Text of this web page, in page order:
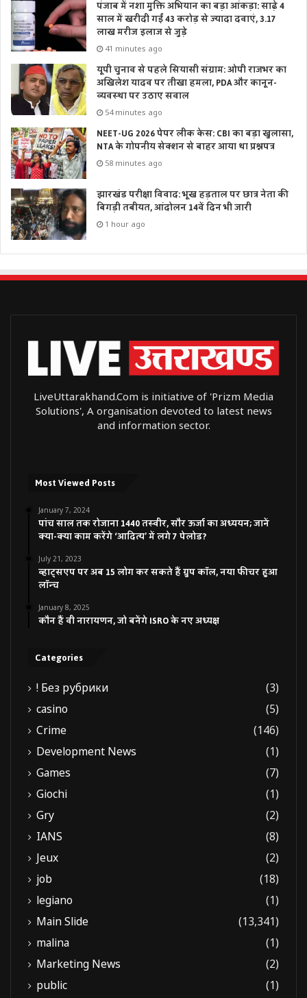
पंजाब में नशा मुक्ति अभियान का बड़ा आंकड़ा: साढ़े 4
साल में खरीदी गईं 43 करोड़ से ज्यादा दवाएं, 3.17
लाख मरीज इलाज से जुड़े
41 minutes ago
यूपी चुनाव से पहले सियासी संग्राम: ओपी राजभर का
अखिलेश यादव पर तीखा हमला, PDA और कानून-
व्यवस्था पर उठाए सवाल
54 minutes ago
NEET-UG 2026 पेपर लीक केस: CBI का बड़ा खुलासा,
NTA के गोपनीय सेक्शन से बाहर आया था प्रश्नपत्र
58 minutes ago
झारखंड परीक्षा विवाद: भूख हड़ताल पर छात्र नेता की
बिगड़ी तबीयत, आंदोलन 14वें दिन भी जारी
1 hour ago
LiveUttarakhand.Com is initiative of 'Prizm Media
Solutions', A organisation devoted to latest news
and information sector.
Most Viewed Posts
January 7, 2024
पांच साल तक रोजाना 1440 तस्वीर, सौर ऊर्जा का अध्ययन; जानें
क्या-क्या काम करेंगे ‘आदित्य’ में लगे 7 पेलोड?
July 21, 2023
व्हाट्सएप पर अब 15 लोग कर सकते हैं ग्रुप कॉल, नया फीचर हुआ
लॉन्च
January 8, 2025
कौन हैं वी नारायणन, जो बनेंगे ISRO के नए अध्यक्ष
Categories
! Без рубрики
(3)
casino
(5)
Crime
(146)
Development News
(1)
Games
(7)
Giochi
(1)
Gry
(2)
IANS
(8)
Jeux
(2)
job
(18)
legiano
(1)
Main Slide
(13,341)
malina
(1)
Marketing News
(2)
public
(1)